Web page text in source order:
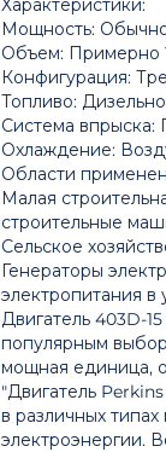
Характеристики:
Мощность:
Объем: Примерно
Конфигурация:
Топливо:
Система впрыска:
Охлаждение:
Области
Малая
строительные
Сельское
Генераторы
электропитания в
Двигатель 403D-
популярным
мощная единица,
"Двигатель
в различных
электроэнергии.